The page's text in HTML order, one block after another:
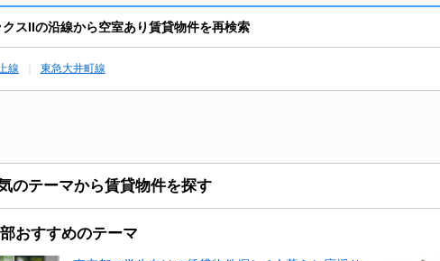
クスIIの沿線から空室あり賃貸物件を再検索
線 東急大井町線
のテーマから賃貸物件を探す
おすすめのテーマ